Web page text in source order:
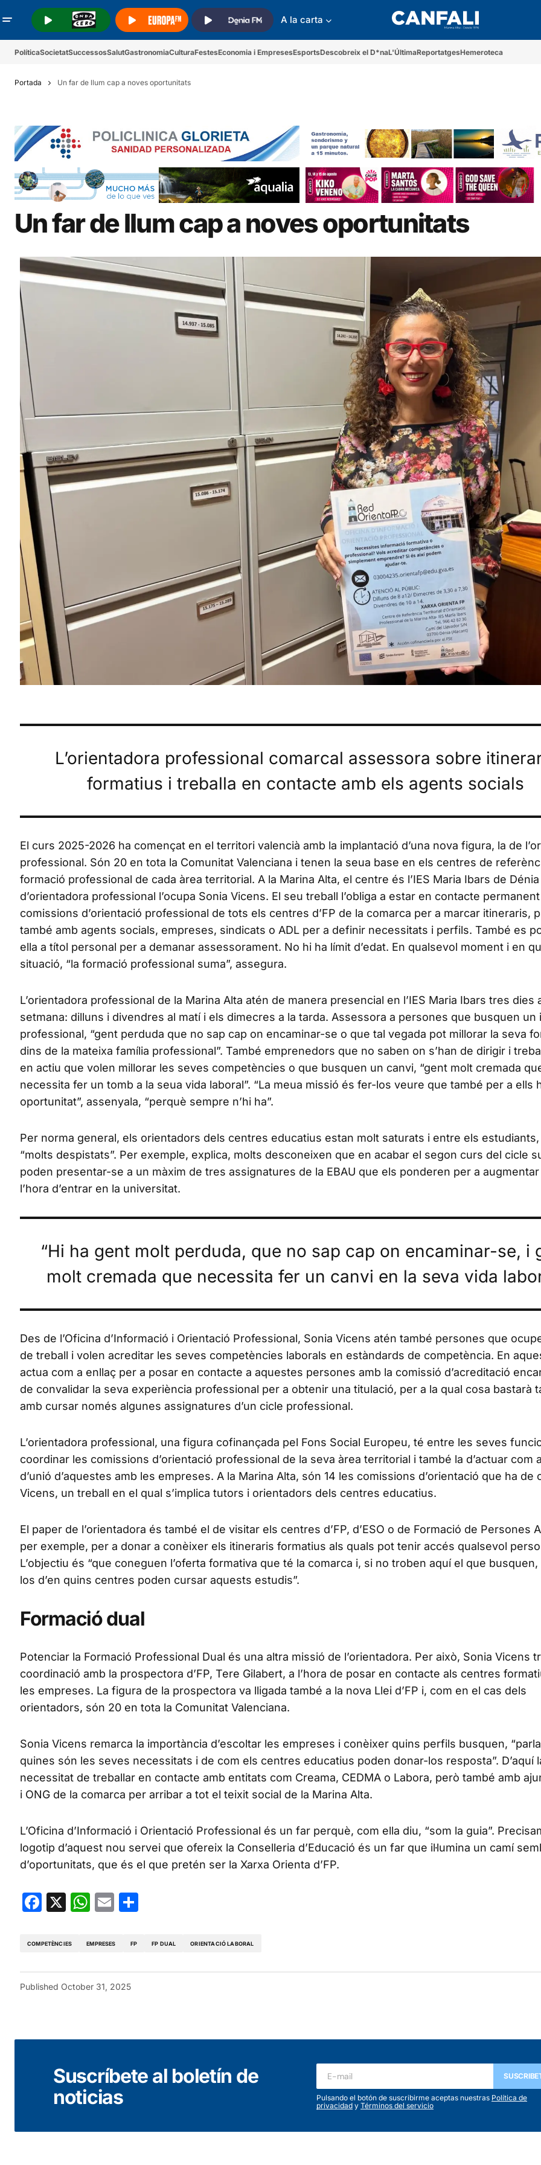
A la carta
PolíticaSocietatSuccessosSalutGastronomiaCulturaFestesEconomia i EmpresesEsportsDescobreix el D*naL'ÚltimaReportatgesHemeroteca
Portada Un far de llum cap a noves oportunitats
Un far de llum cap a noves oportunitats
L’orientadora professional comarcal assessora sobre
formatius i treballa en contacte amb els agents socials
El curs 2025-2026 ha començat en el territori valencià amb la implantació d’una nova figura, la de
professional. Són 20 en tota la Comunitat Valenciana i tenen la seua base en els centres de
formació professional de cada àrea territorial. A la Marina Alta, el centre és l’IES Maria Ibars de
d’orientadora professional l’ocupa Sonia Vicens. El seu treball l’obliga a estar en contacte
comissions d’orientació professional de tots els centres d’FP de la comarca per a marcar itineraris,
també amb agents socials, empreses, sindicats o ADL per a definir necessitats i perfils. També es
ella a títol personal per a demanar assessorament. No hi ha límit d’edat. En qualsevol moment i en
situació, “la formació professional suma”, assegura.
L’orientadora professional de la Marina Alta atén de manera presencial en l’IES Maria Ibars tres dies
setmana: dilluns i divendres al matí i els dimecres a la tarda. Assessora a persones que busquen un
professional, “gent perduda que no sap cap on encaminar-se o que tal vegada pot millorar la seva
dins de la mateixa família professional”. També emprenedors que no saben on s’han de dirigir i
en actiu que volen millorar les seves competències o que busquen un canvi, “gent molt cremada
necessita fer un tomb a la seua vida laboral”. “La meua missió és fer-los veure que també per a ells
oportunitat”, assenyala, “perquè sempre n’hi ha”.
Per norma general, els orientadors dels centres educatius estan molt saturats i entre els estudiants,
“molts despistats”. Per exemple, explica, molts desconeixen que en acabar el segon curs del cicle
poden presentar-se a un màxim de tres assignatures de la EBAU que els ponderen per a
l’hora d’entrar en la universitat.
“Hi ha gent molt perduda, que no sap cap on encaminar-se, i
molt cremada que necessita fer un canvi en la seva vida
Des de l’Oficina d’Informació i Orientació Professional, Sonia Vicens atén també persones que
de treball i volen acreditar les seves competències laborals en estàndards de competència. En
actua com a enllaç per a posar en contacte a aquestes persones amb la comissió d’acreditació
de convalidar la seva experiència professional per a obtenir una titulació, per a la qual cosa bastarà
amb cursar només algunes assignatures d’un cicle professional.
L’orientadora professional, una figura cofinançada pel Fons Social Europeu, té entre les seves
coordinar les comissions d’orientació professional de la seva àrea territorial i també la d’actuar com
d’unió d’aquestes amb les empreses. A la Marina Alta, són 14 les comissions d’orientació que ha de
Vicens, un treball en el qual s’implica tutors i orientadors dels centres educatius.
El paper de l’orientadora és també el de visitar els centres d’FP, d’ESO o de Formació de Persones
per exemple, per a donar a conèixer els itineraris formatius als quals pot tenir accés qualsevol
L’objectiu és “que coneguen l’oferta formativa que té la comarca i, si no troben aquí el que
los d’en quins centres poden cursar aquests estudis”.
Formació dual
Potenciar la Formació Professional Dual és una altra missió de l’orientadora. Per això, Sonia Vicens
coordinació amb la prospectora d’FP, Tere Gilabert, a l’hora de posar en contacte als centres
les empreses. La figura de la prospectora va lligada també a la nova Llei d’FP i, com en el cas dels
orientadors, són 20 en tota la Comunitat Valenciana.
Sonia Vicens remarca la importància d’escoltar les empreses i conèixer quins perfils busquen,
quines són les seves necessitats i de com els centres educatius poden donar-los resposta”. D’aquí
necessitat de treballar en contacte amb entitats com Creama, CEDMA o Labora, però també amb
i ONG de la comarca per arribar a tot el teixit social de la Marina Alta.
L’Oficina d’Informació i Orientació Professional és un far perquè, com ella diu, “som la guia”.
logotip d’aquest nou servei que ofereix la Conselleria d’Educació és un far que il·lumina un camí
d’oportunitats, que és el que pretén ser la Xarxa Orienta d’FP.
Facebook
X WhatsApp
Email
COMPETÈNCIES EMPRESES FP FP DUAL ORIENTACIÓ LABORAL
Published October 31, 2025
Suscríbete al boletín de
noticias
Pulsando el botón de suscribirme aceptas nuestras Política de
privacidad y Términos del servicio